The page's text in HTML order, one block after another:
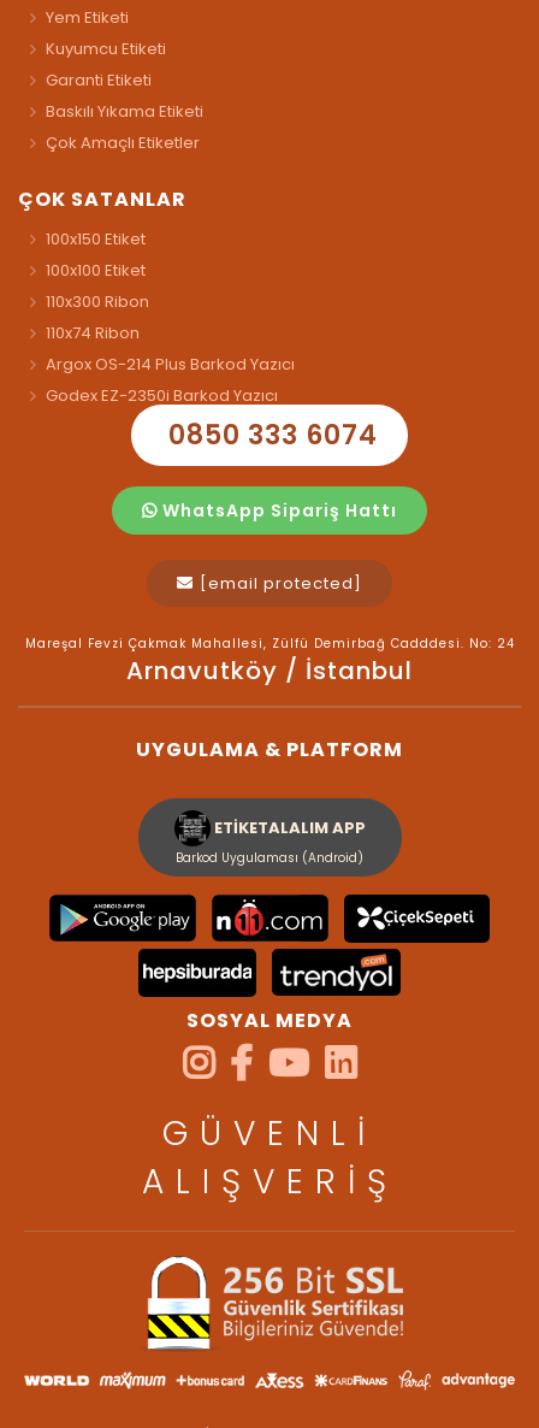
Yem Etiketi
Kuyumcu Etiketi
Garanti Etiketi
Baskılı Yıkama Etiketi
Çok Amaçlı Etiketler
ÇOK SATANLAR
100x150 Etiket
100x100 Etiket
110x300 Ribon
110x74 Ribon
Argox OS-214 Plus Barkod Yazıcı
Godex EZ-2350i Barkod Yazıcı
0850 333 6074
WhatsApp Sipariş Hattı
[email protected]
Mareşal Fevzi Çakmak Mahallesi, Zülfü Demirbağ Cadddesi. No: 24
Arnavutköy / İstanbul
UYGULAMA & PLATFORM
ETİKETALALIM APP
Barkod Uygulaması (Android)
SOSYAL MEDYA
GÜVENLİ
ALIŞVERİŞ